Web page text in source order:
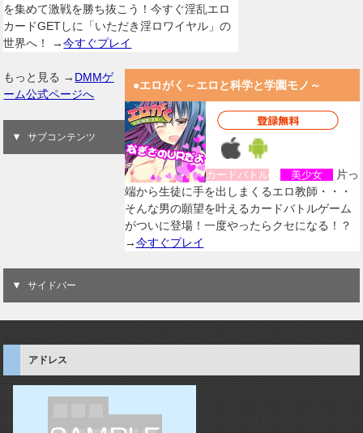
を集めて激戦を勝ち抜こう！今すぐ淫乱エロ
カードGETしに「いただき淫ロワイヤル」の
世界へ！ →今すぐプレイ
●エロがく～エロと科学と学園モノ～
カードバトル 美少女
片っ
端から生徒に手を出しまくるエロ教師・・・
そんな男の願望を叶えるカードバトルゲーム
がついに登場！一度やったらクセになる！？
→今すぐプレイ
もっと見る → DMMゲ
ーム公式ページへ
サブコンテンツ
サイドバー
アドレス